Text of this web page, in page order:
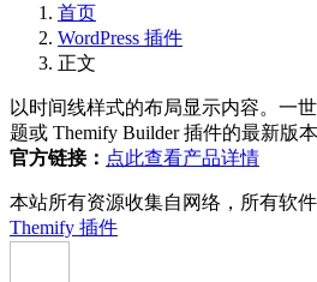
首页
WordPress 插件
正文
以时间线样式的布局显示内容。一
题或 Themify Builder 插件的最新版
官方链接： 点此查看产品详情
本站所有资源收集自网络，所有软件
Themify 插件